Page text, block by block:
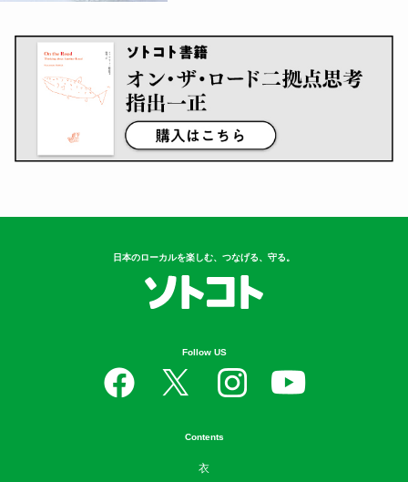
日本のローカルを楽しむ、つなげる、守る。
Follow US
Contents
衣